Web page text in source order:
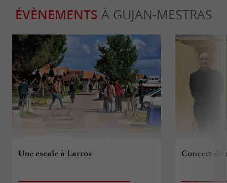
ÉVÈNEMENTS À GUJAN-MESTRAS
Une escale à Larros Concert de